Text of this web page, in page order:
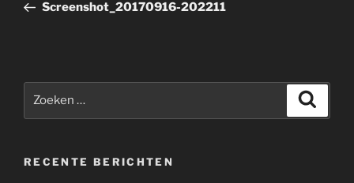
Screenshot_20170916-202211
RECENTE BERICHTEN